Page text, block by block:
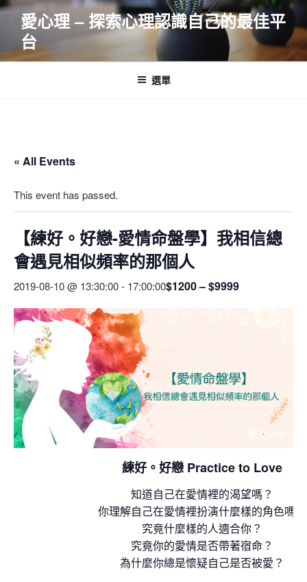
跳
要
愛心理 – 探索心理認識自己的最佳平
台
選單
« All Events
This event has passed.
【練好。好戀-愛情命盤學】我相信總
會遇見相似頻率的那個人
2019-08-10 @ 13:30:00- 17:00:00$1200 – $9999
練好。好戀 Practice to Love
知道自己在愛情裡的渴望嗎？
你理解自己在愛情裡扮演什麼樣的角色嗎？
究竟什麼樣的人適合你？
究竟你的愛情是否帶著宿命？
為什麼你總是懷疑自己是否被愛？